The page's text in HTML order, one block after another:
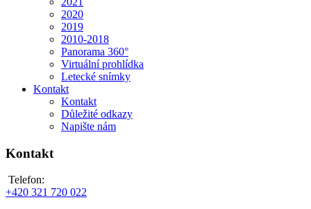
2020
2019
2010-2018
Panorama 360°
Virtuální prohlídka
Letecké snímky
Kontakt
Kontakt
Důležité odkazy
Napište nám
Kontakt
Telefon:
+420 321 720 022